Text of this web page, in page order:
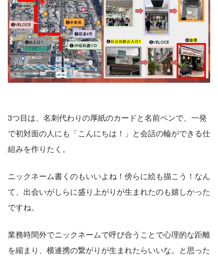
3つ目は、名刺代わりの厚紙のカードと名前ペンで、一発
で初対面の人にも「こんにちは！」と会話の輪ができる仕
組みを作りたく。
ニックネーム書くのもいいよね！傍らに絵も描こう！なん
て、出会いがしらに盛り上がりが生まれたのも嬉しかった
ですね。
業務時間外でニックネームで呼び合うことで心理的な距離
を縮まり、横連携の繋がりが生まれたらいいな。と思った